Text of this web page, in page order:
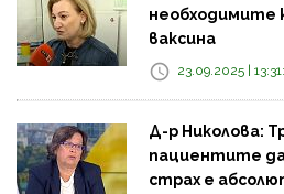
необходимите
ваксина
23.09.2025 |
Д-р Николова:
пациентите
страх е